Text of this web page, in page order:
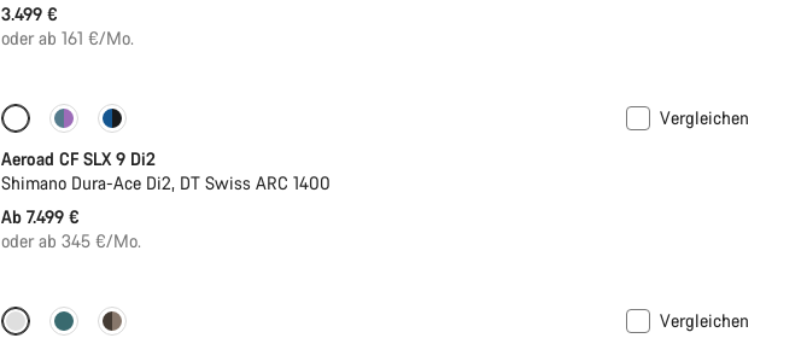
3.499 €
oder ab 161 €/Mo.
Anpassen
Vergleichen
Aeroad CF SLX 9 Di2
Shimano Dura-Ace Di2, DT Swiss ARC 1400
Ab 7.499 €
oder ab 345 €/Mo.
Einsteigermodell
Vergleichen